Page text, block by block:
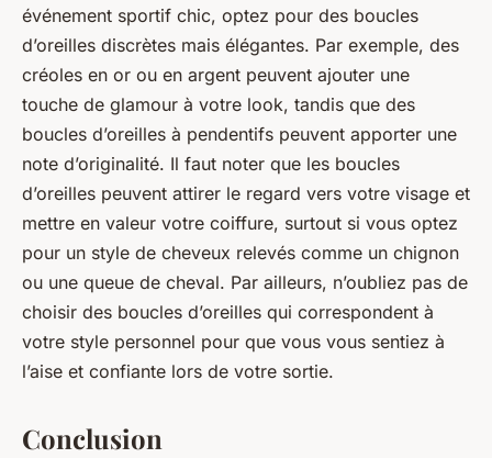
événement sportif chic, optez pour des boucles
d’oreilles discrètes mais élégantes. Par exemple, des
créoles en or ou en argent peuvent ajouter une
touche de glamour à votre look, tandis que des
boucles d’oreilles à pendentifs peuvent apporter une
note d’originalité. Il faut noter que les boucles
d’oreilles peuvent attirer le regard vers votre visage et
mettre en valeur votre coiffure, surtout si vous optez
pour un style de cheveux relevés comme un chignon
ou une queue de cheval. Par ailleurs, n’oubliez pas de
choisir des boucles d’oreilles qui correspondent à
votre style personnel pour que vous vous sentiez à
l’aise et confiante lors de votre sortie.
Conclusion